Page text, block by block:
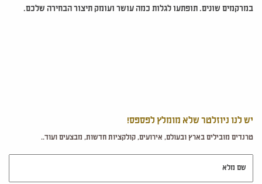
במרקמים שונים. תופתעו לגלות כמה עושר ועומק תיצור הבחירה שלכם.
יש לנו ניוזלטר שלא מומלץ לפספס!
טרנדים מובילים בארץ ובעולם, אירועים, קולקציות חדשות, מבצעים ועוד..